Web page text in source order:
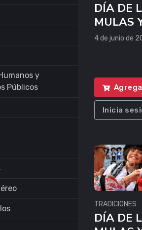
y
Públicos
DÍA DE
MULAS
4 de junio de
Inicia
TRADICIONES
DÍA DE